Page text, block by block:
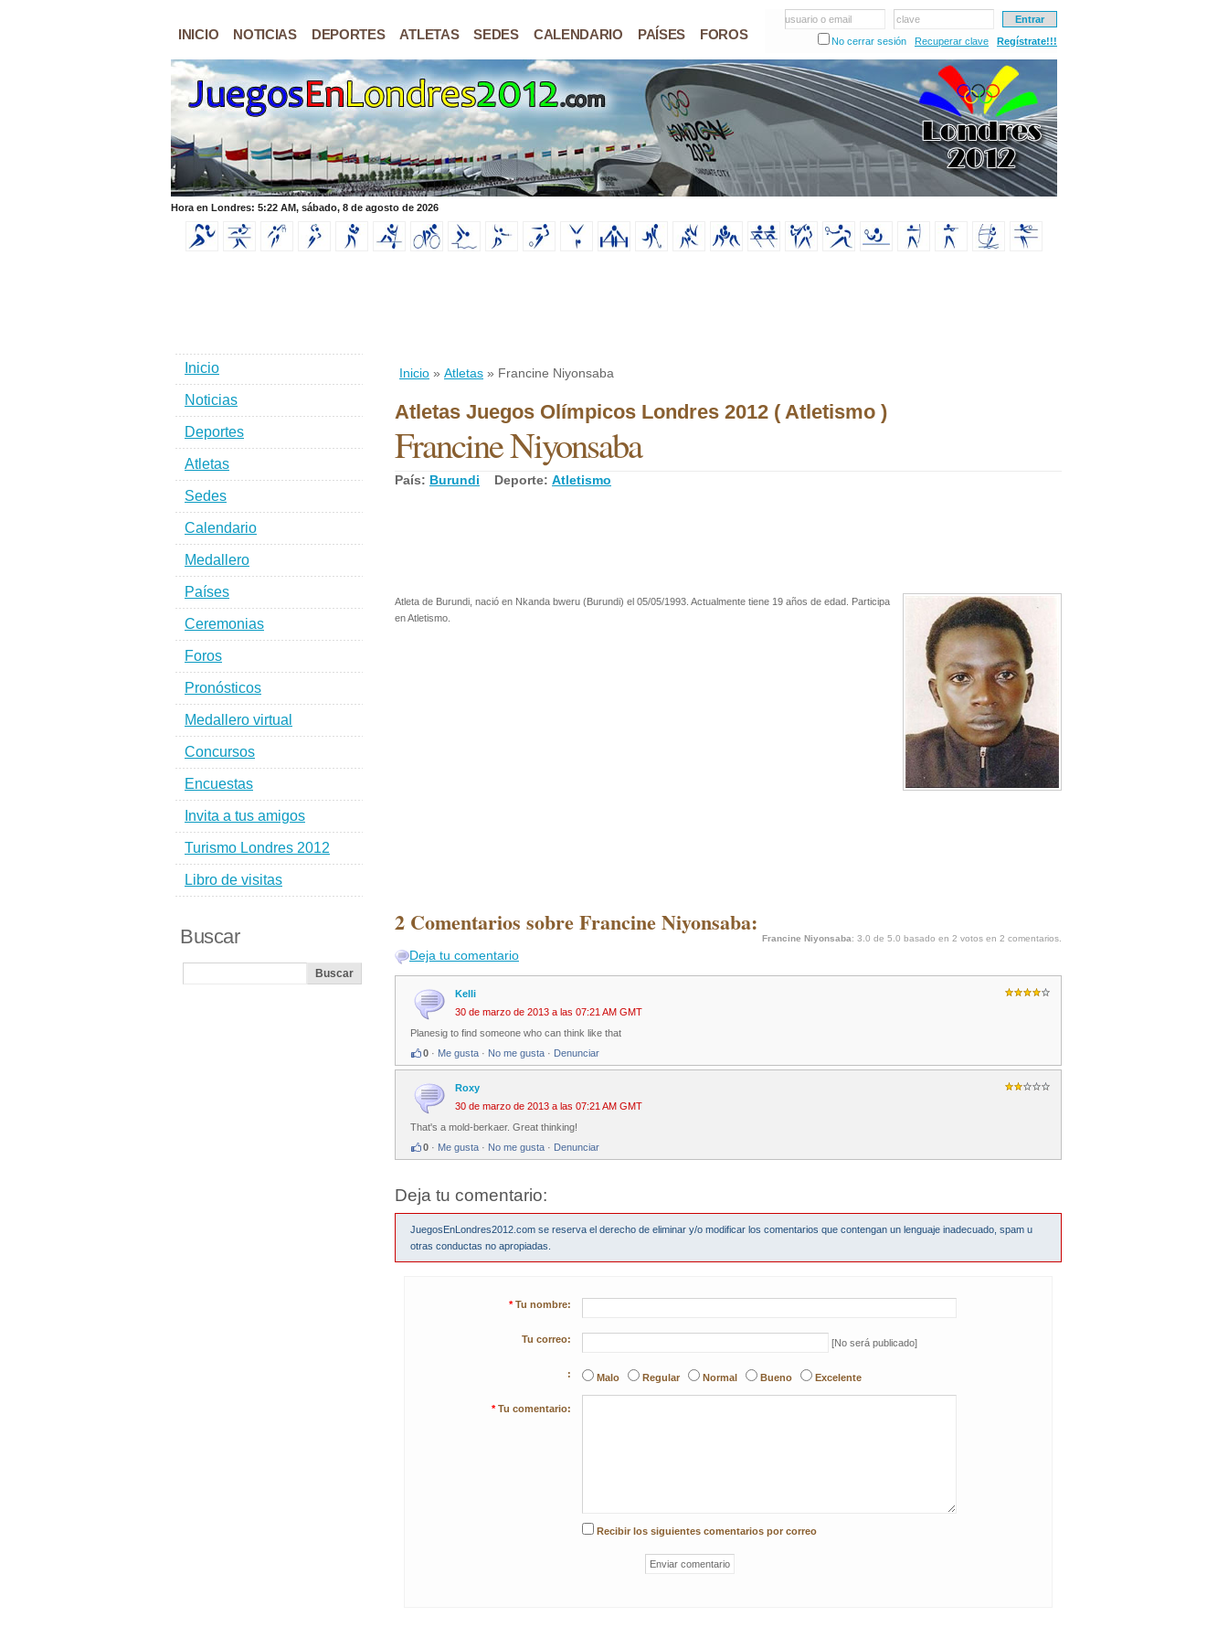
INICIO NOTICIAS DEPORTES ATLETAS SEDES CALENDARIO PAÍSES FOROS
usuario o email
clave
No cerrar sesión
Recuperar clave Regístrate!!!
Hora en Londres: 5:22 AM, sábado, 8 de agosto de 2026
Inicio » Atletas » Francine Niyonsaba
Atletas Juegos Olímpicos Londres 2012 ( Atletismo )
Francine Niyonsaba
País: Burundi Deporte: Atletismo
Atleta de Burundi, nació en Nkanda bweru (Burundi) el 05/05/1993. Actualmente tiene 19 años de edad. Participa
en Atletismo.
2 Comentarios sobre Francine Niyonsaba:
Francine Niyonsaba: 3.0 de 5.0 basado en 2 votos en 2 comentarios.
Deja tu comentario
Kelli
30 de marzo de 2013 a las 07:21 AM GMT
Planesig to find someone who can think like that
0 · Me gusta · No me gusta · Denunciar
Roxy
30 de marzo de 2013 a las 07:21 AM GMT
That's a mold-berkaer. Great thinking!
0 · Me gusta · No me gusta · Denunciar
Deja tu comentario:
JuegosEnLondres2012.com se reserva el derecho de eliminar y/o modificar los comentarios que contengan un lenguaje inadecuado, spam u
otras conductas no apropiadas.
* Tu nombre:
Tu correo: [No será publicado]
: Malo Regular Normal Bueno Excelente
* Tu comentario:
Recibir los siguientes comentarios por correo
Inicio
Noticias
Deportes
Atletas
Sedes
Calendario
Medallero
Países
Ceremonias
Foros
Pronósticos
Medallero virtual
Concursos
Encuestas
Invita a tus amigos
Turismo Londres 2012
Libro de visitas
Buscar